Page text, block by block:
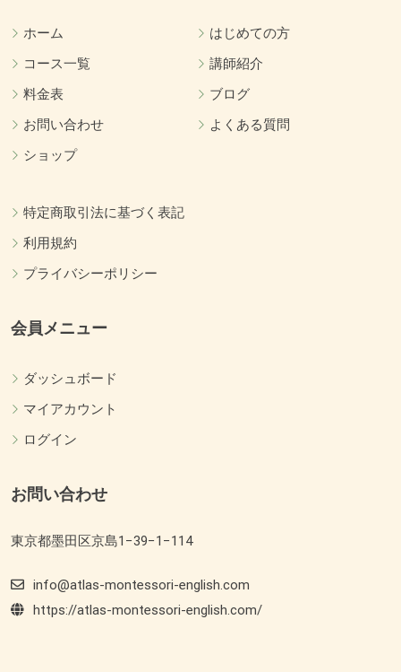
ホーム
はじめての方
コース一覧
講師紹介
料金表
ブログ
お問い合わせ
よくある質問
ショップ
特定商取引法に基づく表記
利用規約
プライバシーポリシー
会員メニュー
ダッシュボード
マイアカウント
ログイン
お問い合わせ
東京都墨田区京島1−39−1−114
info@atlas-montessori-english.com
https://atlas-montessori-english.com/